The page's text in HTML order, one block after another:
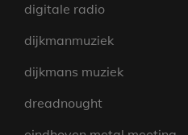
digitale radio
dijkmanmuziek
dijkmans muziek
dreadnought